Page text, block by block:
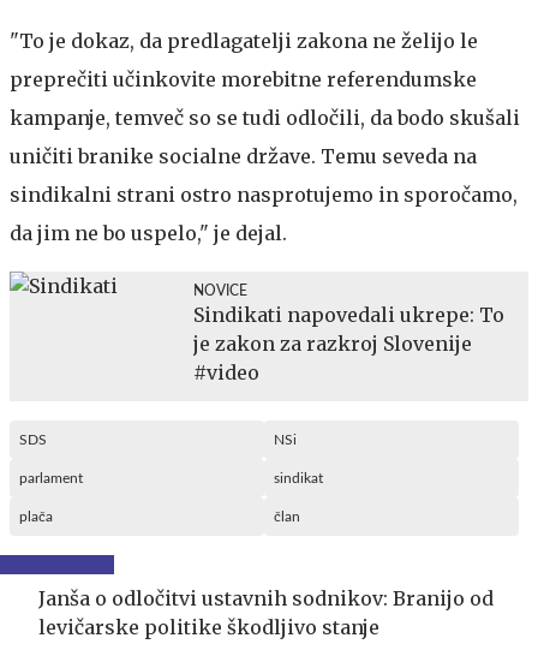
"To je dokaz, da predlagatelji zakona ne želijo le
preprečiti učinkovite morebitne referendumske
kampanje, temveč so se tudi odločili, da bodo skušali
uničiti branike socialne države. Temu seveda na
sindikalni strani ostro nasprotujemo in sporočamo,
da jim ne bo uspelo," je dejal.
NOVICE
Sindikati napovedali ukrepe: To
je zakon za razkroj Slovenije
#video
SDS NSi
parlament sindikat
plača član
Janša o odločitvi ustavnih sodnikov: Branijo od
levičarske politike škodljivo stanje